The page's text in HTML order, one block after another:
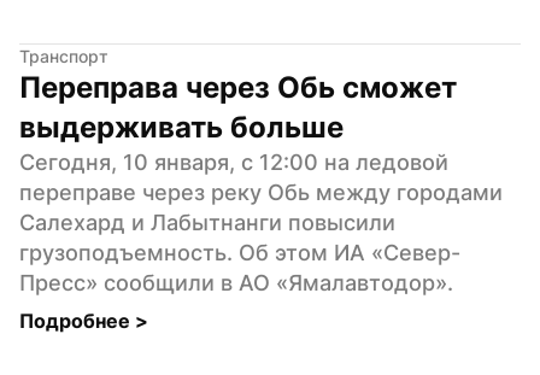
Транспорт
Переправа через Обь сможет
выдерживать больше
Сегодня, 10 января, с 12:00 на ледовой
переправе через реку Обь между городами
Салехард и Лабытнанги повысили
грузоподъемность. Об этом ИА «Север-
Пресс» сообщили в АО «Ямалавтодор».
Подробнее >